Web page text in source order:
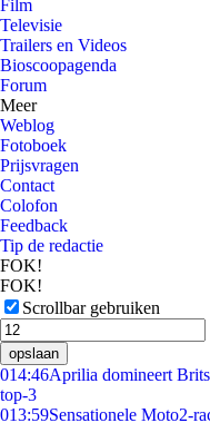
Film
Televisie
Trailers en Videos
Bioscoopagenda
Forum
Meer
Weblog
Fotoboek
Prijsvragen
Contact
Colofon
Feedback
Tip de redactie
FOK!
FOK!
Scrollbar gebruiken
opslaan
014:46Aprilia domineert
top-3
013:59Sensationele Moto2-